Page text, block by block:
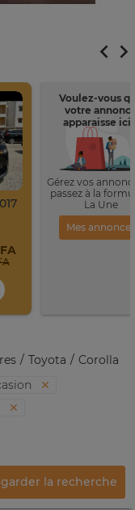
Voulez-vous
votre
apparaisse ici
Gérez vos
passez à la
La Une
Mes annonces
Toyota
Corolla
la recherche